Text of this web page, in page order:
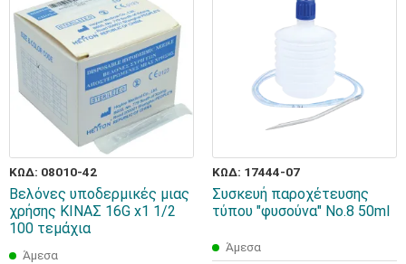
ΚΩΔ: 08010-42
Βελόνες υποδερμικές μιας
χρήσης ΚΙΝΑΣ 16G x1 1/2
100 τεμάχια
Άμεσα
ΚΩΔ: 17444-07
Συσκευή παροχέτευσης
τύπου "φυσούνα" No.8 50ml
Άμεσα